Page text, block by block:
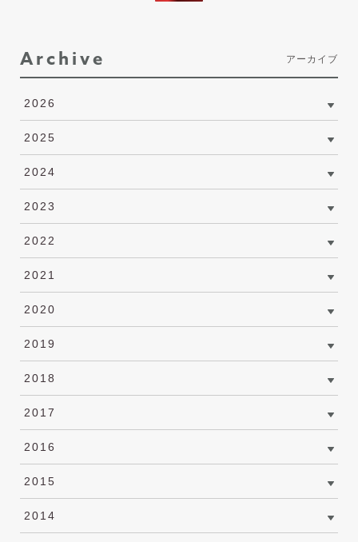
Archive アーカイブ
2026
2025
2024
2023
2022
2021
2020
2019
2018
2017
2016
2015
2014